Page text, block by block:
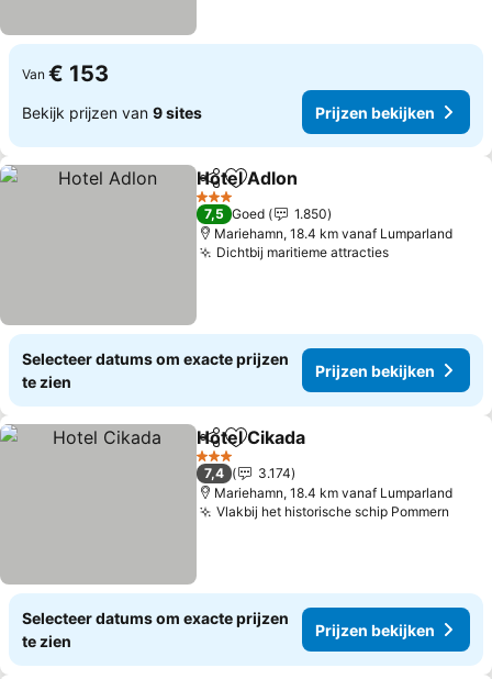
Van € 153
Bekijk prijzen van 9 sites Prijzen bekijken
DelenToevoegen aan favorieten
Hotel Adlon
3 Sterren
7,5 Goed
1.850
Mariehamn, 18.4 km vanaf Lumparland
Dichtbij maritieme attractiesPrijzen
Selecteer datums om exacte prijzen
te zien
Prijzen bekijken
DelenToevoegen aan favorieten
Hotel Cikada
3 Sterren
7,4
3.174
Mariehamn, 18.4 km vanaf Lumparland
Vlakbij het historische schip Pommern
Selecteer datums om exacte prijzen
te zien
Prijzen bekijken